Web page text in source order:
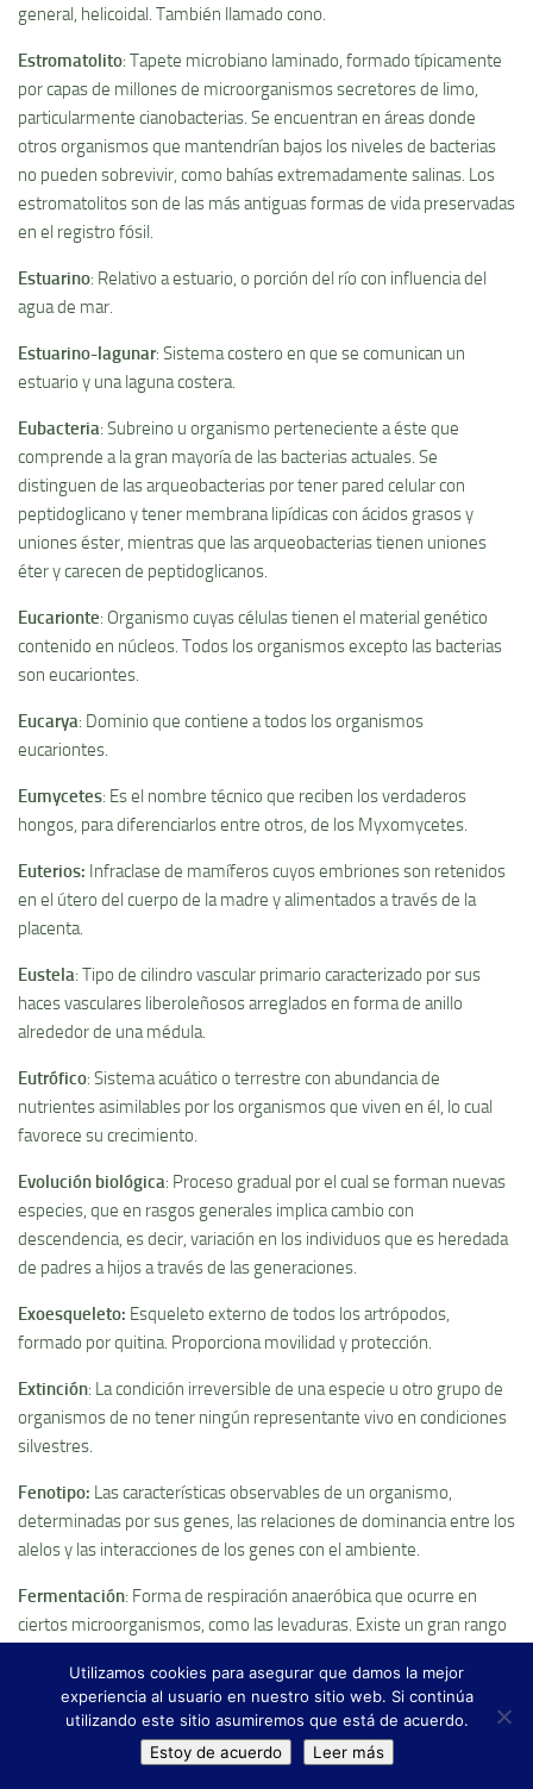
general, helicoidal. También llamado cono.
Estromatolito: Tapete microbiano laminado, formado tí­picamente
por capas de millones de microorganismos secretores de limo,
particularmente cianobacterias. Se encuentran en áreas donde
otros organismos que mantendrí­an bajos los niveles de bacterias
no pueden sobrevivir, como bahí­as extremadamente salinas. Los
estromatolitos son de las más antiguas formas de vida preservadas
en el registro fósil.
Estuarino: Relativo a estuario, o porción del rí­o con influencia del
agua de mar.
Estuarino-lagunar: Sistema costero en que se comunican un
estuario y una laguna costera.
Eubacteria: Subreino u organismo perteneciente a éste que
comprende a la gran mayorí­a de las bacterias actuales. Se
distinguen de las arqueobacterias por tener pared celular con
peptidoglicano y tener membrana lipí­dicas con ácidos grasos y
uniones éster, mientras que las arqueobacterias tienen uniones
éter y carecen de peptidoglicanos.
Eucarionte: Organismo cuyas células tienen el material genético
contenido en núcleos. Todos los organismos excepto las bacterias
son eucariontes.
Eucarya: Dominio que contiene a todos los organismos
eucariontes.
Eumycetes: Es el nombre técnico que reciben los verdaderos
hongos, para diferenciarlos entre otros, de los Myxomycetes.
Euterios: Infraclase de mamí­feros cuyos embriones son retenidos
en el útero del cuerpo de la madre y alimentados a través de la
placenta.
Eustela: Tipo de cilindro vascular primario caracterizado por sus
haces vasculares liberoleñosos arreglados en forma de anillo
alrededor de una médula.
Eutrófico: Sistema acuático o terrestre con abundancia de
nutrientes asimilables por los organismos que viven en él, lo cual
favorece su crecimiento.
Evolución biológica: Proceso gradual por el cual se forman nuevas
especies, que en rasgos generales implica cambio con
descendencia, es decir, variación en los individuos que es heredada
de padres a hijos a través de las generaciones.
Exoesqueleto: Esqueleto externo de todos los artrópodos,
formado por quitina. Proporciona movilidad y protección.
Extinción: La condición irreversible de una especie u otro grupo de
organismos de no tener ningún representante vivo en condiciones
silvestres.
Fenotipo: Las caracterí­sticas observables de un organismo,
determinadas por sus genes, las relaciones de dominancia entre los
alelos y las interacciones de los genes con el ambiente.
Fermentación: Forma de respiración anaeróbica que ocurre en
ciertos microorganismos, como las levaduras. Existe un gran rango
ácido propiónico, ácido butí­rico, acetato y metano.
:Células muertas, alargadas, con los extremos cerrados,
paredes secundarias
Utilizamos cookies para asegurar que damos la mejor
experiencia al usuario en nuestro sitio web. Si continúa
utilizando este sitio asumiremos que está de acuerdo.
Estoy de acuerdo
Leer más